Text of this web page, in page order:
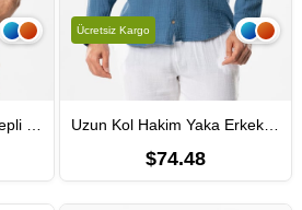
Uzun Kol Hakim Yaka Erkek Müslin Yazlık Gömlek İndigo indg
$74.48
Ücretsiz Kargo